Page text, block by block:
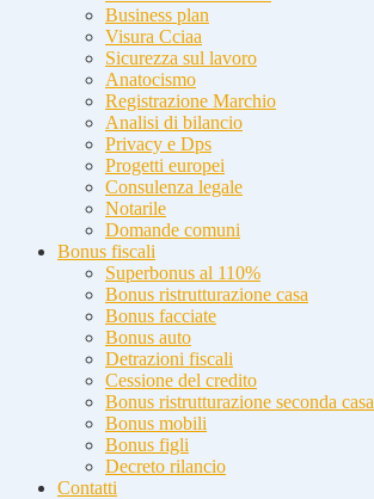
Business plan
Visura Cciaa
Sicurezza sul lavoro
Anatocismo
Registrazione Marchio
Analisi di bilancio
Privacy e Dps
Progetti europei
Consulenza legale
Notarile
Domande comuni
Bonus fiscali
Superbonus al 110%
Bonus ristrutturazione casa
Bonus facciate
Bonus auto
Detrazioni fiscali
Cessione del credito
Bonus ristrutturazione seconda casa
Bonus mobili
Bonus figli
Decreto rilancio
Contatti